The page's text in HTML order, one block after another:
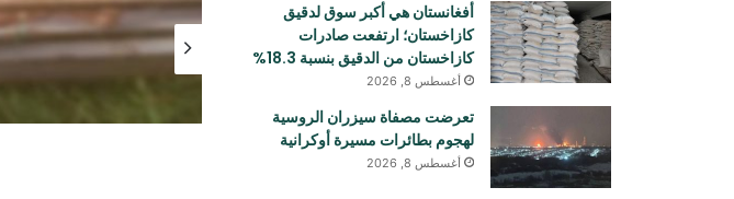
أفغانستان هي أكبر سوق لدقيق
كازاخستان؛ ارتفعت صادرات
كازاخستان من الدقيق بنسبة 18.3%
أغسطس 8, 2026
تعرضت مصفاة سيزران الروسية
لهجوم بطائرات مسيرة أوكرانية
أغسطس 8, 2026